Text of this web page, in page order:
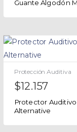
Guante Algodón
Protección Auditiva
$12.157
Protector Auditivo
Alternative